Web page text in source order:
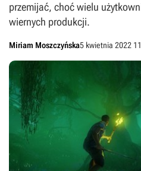
przemijać, choć wielu
wiernych produkcji.
Miriam Moszczyńska5 kwietnia 2022